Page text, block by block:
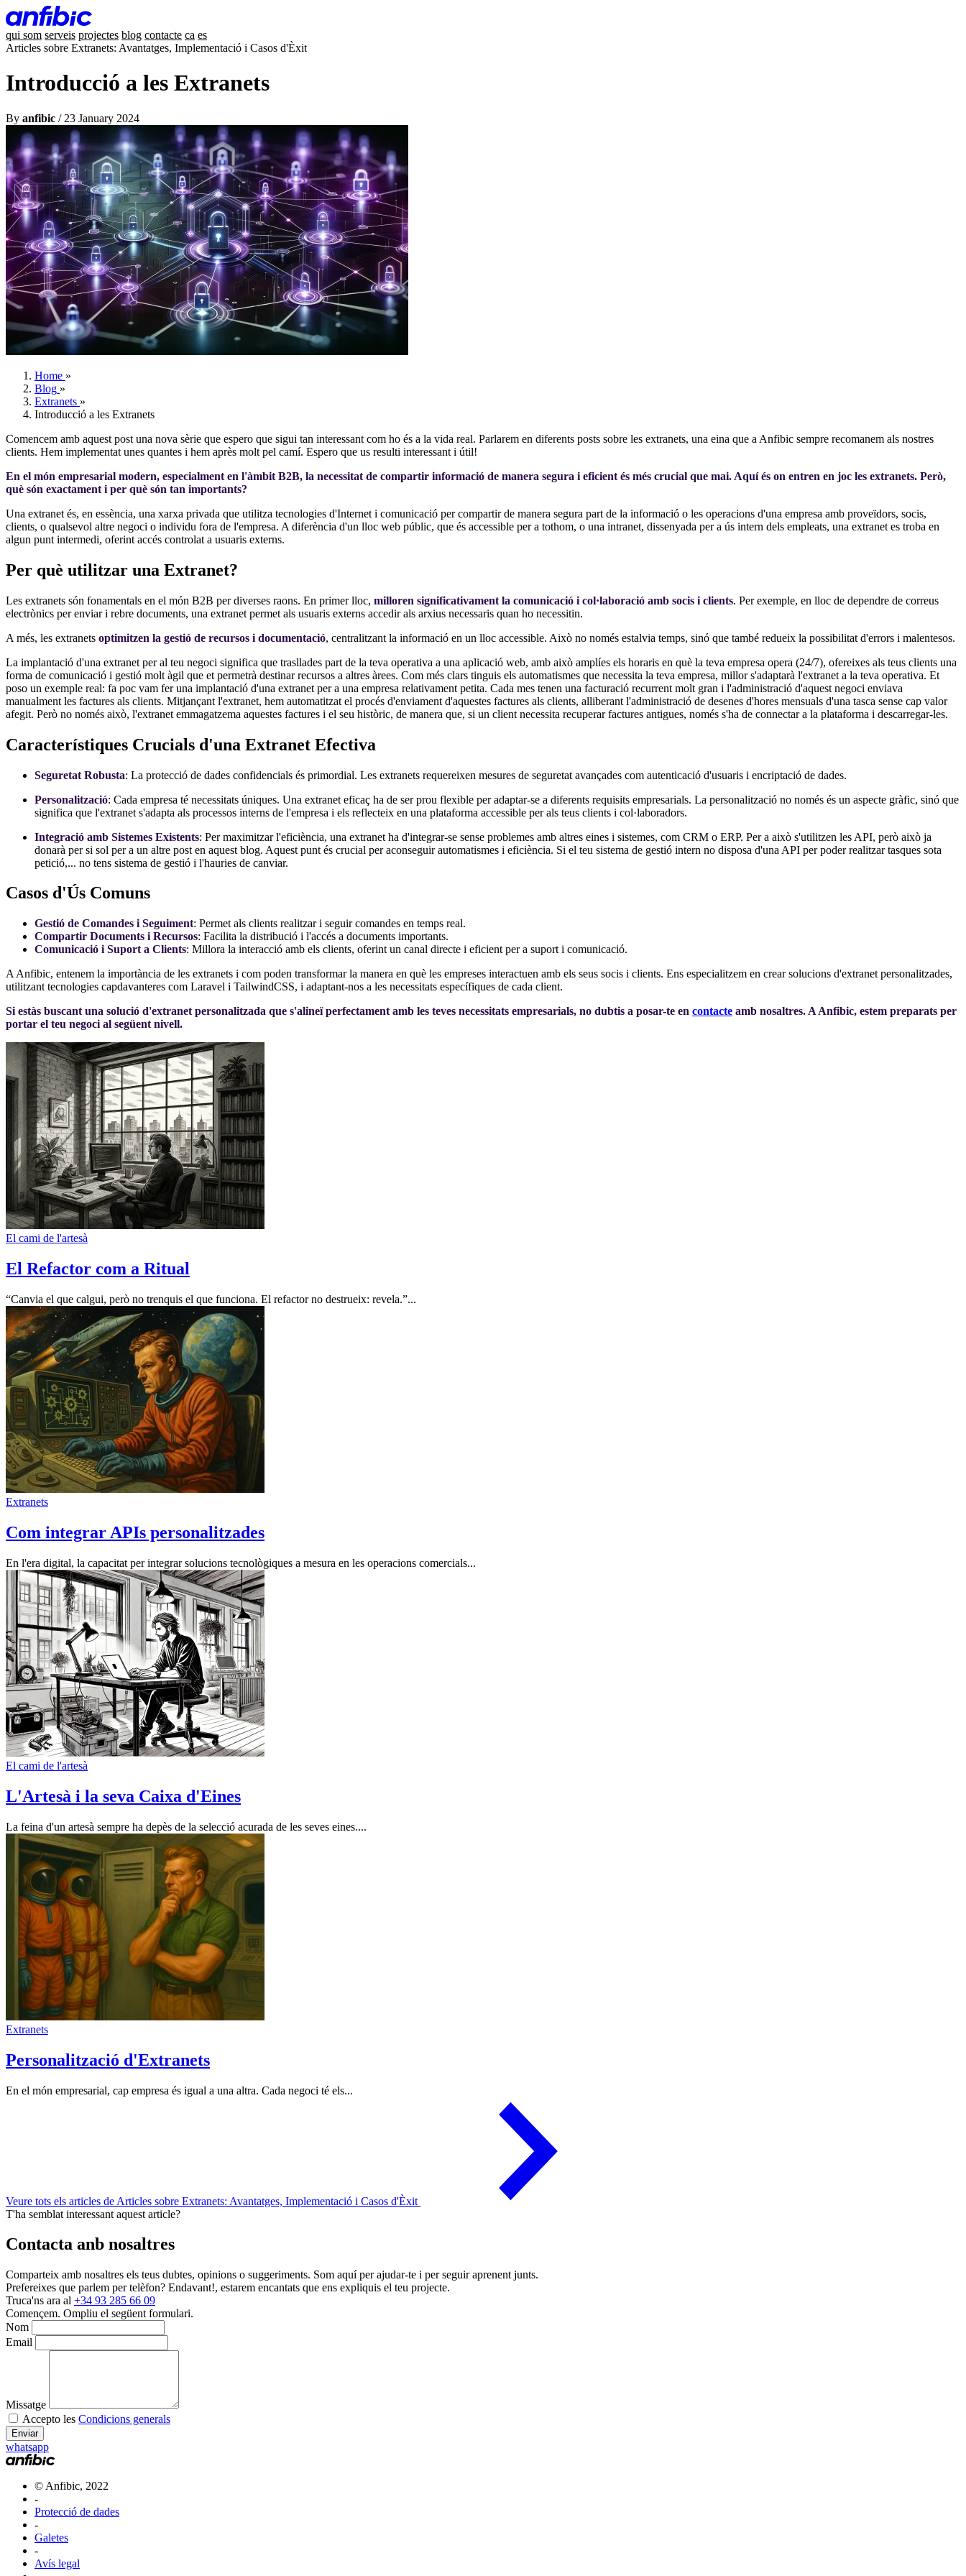
qui som serveis projectes blog contacte ca es
Articles sobre Extranets: Avantatges, Implementació i Casos d'Èxit
Introducció a les Extranets
By anfibic / 23 January 2024
Home »
Blog »
Extranets »
Introducció a les Extranets
Comencem amb aquest post una nova sèrie que espero que sigui tan interessant com ho és a la vida real. Parlarem en diferents posts sobre les extranets, una eina que a Anfibic sempre recomanem als nostres
clients. Hem implementat unes quantes i hem après molt pel camí. Espero que us resulti interessant i útil!
En el món empresarial modern, especialment en l'àmbit B2B, la necessitat de compartir informació de manera segura i eficient és més crucial que mai. Aquí és on entren en joc les extranets. Però,
què són exactament i per què són tan importants?
Una extranet és, en essència, una xarxa privada que utilitza tecnologies d'Internet i comunicació per compartir de manera segura part de la informació o les operacions d'una empresa amb proveïdors, socis,
clients, o qualsevol altre negoci o individu fora de l'empresa. A diferència d'un lloc web públic, que és accessible per a tothom, o una intranet, dissenyada per a ús intern dels empleats, una extranet es troba en
algun punt intermedi, oferint accés controlat a usuaris externs.
Per què utilitzar una Extranet?
Les extranets són fonamentals en el món B2B per diverses raons. En primer lloc, milloren significativament la comunicació i col·laboració amb socis i clients. Per exemple, en lloc de dependre de correus
electrònics per enviar i rebre documents, una extranet permet als usuaris externs accedir als arxius necessaris quan ho necessitin.
A més, les extranets optimitzen la gestió de recursos i documentació, centralitzant la informació en un lloc accessible. Això no només estalvia temps, sinó que també redueix la possibilitat d'errors i malentesos.
La implantació d'una extranet per al teu negoci significa que trasllades part de la teva operativa a una aplicació web, amb això amplíes els horaris en què la teva empresa opera (24/7), ofereixes als teus clients una
forma de comunicació i gestió molt àgil que et permetrà destinar recursos a altres àrees. Com més clars tinguis els automatismes que necessita la teva empresa, millor s'adaptarà l'extranet a la teva operativa. Et
poso un exemple real: fa poc vam fer una implantació d'una extranet per a una empresa relativament petita. Cada mes tenen una facturació recurrent molt gran i l'administració d'aquest negoci enviava
manualment les factures als clients. Mitjançant l'extranet, hem automatitzat el procés d'enviament d'aquestes factures als clients, alliberant l'administració de desenes d'hores mensuals d'una tasca sense cap valor
afegit. Però no només això, l'extranet emmagatzema aquestes factures i el seu històric, de manera que, si un client necessita recuperar factures antigues, només s'ha de connectar a la plataforma i descarregar-les.
Característiques Crucials d'una Extranet Efectiva
Seguretat Robusta: La protecció de dades confidencials és primordial. Les extranets requereixen mesures de seguretat avançades com autenticació d'usuaris i encriptació de dades.
Personalització: Cada empresa té necessitats úniques. Una extranet eficaç ha de ser prou flexible per adaptar-se a diferents requisits empresarials. La personalització no només és un aspecte gràfic, sinó que
significa que l'extranet s'adapta als processos interns de l'empresa i els reflecteix en una plataforma accessible per als teus clients i col·laboradors.
Integració amb Sistemes Existents: Per maximitzar l'eficiència, una extranet ha d'integrar-se sense problemes amb altres eines i sistemes, com CRM o ERP. Per a això s'utilitzen les API, però això ja
donarà per si sol per a un altre post en aquest blog. Aquest punt és crucial per aconseguir automatismes i eficiència. Si el teu sistema de gestió intern no disposa d'una API per poder realitzar tasques sota
petició,... no tens sistema de gestió i l'hauries de canviar.
Casos d'Ús Comuns
Gestió de Comandes i Seguiment: Permet als clients realitzar i seguir comandes en temps real.
Compartir Documents i Recursos: Facilita la distribució i l'accés a documents importants.
Comunicació i Suport a Clients: Millora la interacció amb els clients, oferint un canal directe i eficient per a suport i comunicació.
A Anfibic, entenem la importància de les extranets i com poden transformar la manera en què les empreses interactuen amb els seus socis i clients. Ens especialitzem en crear solucions d'extranet personalitzades,
utilitzant tecnologies capdavanteres com Laravel i TailwindCSS, i adaptant-nos a les necessitats específiques de cada client.
Si estàs buscant una solució d'extranet personalitzada que s'alineï perfectament amb les teves necessitats empresarials, no dubtis a posar-te en contacte amb nosaltres. A Anfibic, estem preparats per
portar el teu negoci al següent nivell.
El cami de l'artesà
El Refactor com a Ritual
“Canvia el que calgui, però no trenquis el que funciona. El refactor no destrueix: revela.”...
Extranets
Com integrar APIs personalitzades
En l'era digital, la capacitat per integrar solucions tecnològiques a mesura en les operacions comercials...
El cami de l'artesà
L'Artesà i la seva Caixa d'Eines
La feina d'un artesà sempre ha depès de la selecció acurada de les seves eines....
Extranets
Personalització d'Extranets
En el món empresarial, cap empresa és igual a una altra. Cada negoci té els...
Veure tots els articles de Articles sobre Extranets: Avantatges, Implementació i Casos d'Èxit
T'ha semblat interessant aquest article?
Contacta anb nosaltres
Comparteix amb nosaltres els teus dubtes, opinions o suggeriments. Som aquí per ajudar-te i per seguir aprenent junts.
Prefereixes que parlem per telèfon? Endavant!, estarem encantats que ens expliquis el teu projecte.
Truca'ns ara al +34 93 285 66 09
Començem. Ompliu el següent formulari.
Nom
Email
Missatge
Accepto les Condicions generals
Enviar
whatsapp
© Anfibic, 2022
-
Protecció de dades
-
Galetes
-
Avís legal